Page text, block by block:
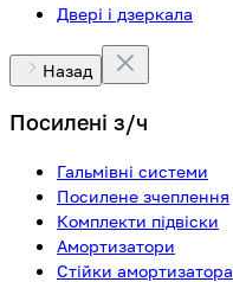
Двері і дзеркала
Назад
Посилені з/ч
Гальмівні системи
Посилене зчеплення
Комплекти підвіски
Амортизатори
Стійки амортизатора